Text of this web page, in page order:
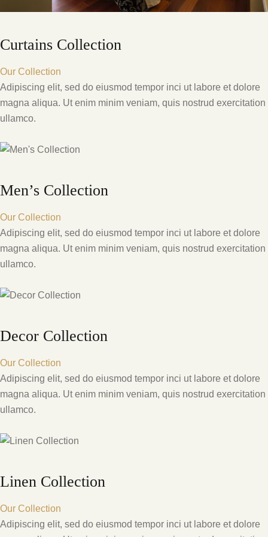
Curtains Collection
Our Collection
Adipiscing elit, sed do eiusmod tempor inci ut labore et dolore
magna aliqua. Ut enim minim veniam, quis nostrud exercitation
ullamco.
Men’s Collection
Our Collection
Adipiscing elit, sed do eiusmod tempor inci ut labore et dolore
magna aliqua. Ut enim minim veniam, quis nostrud exercitation
ullamco.
Decor Collection
Our Collection
Adipiscing elit, sed do eiusmod tempor inci ut labore et dolore
magna aliqua. Ut enim minim veniam, quis nostrud exercitation
ullamco.
Linen Collection
Our Collection
Adipiscing elit, sed do eiusmod tempor inci ut labore et dolore